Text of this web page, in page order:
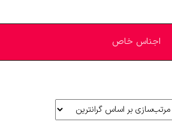
اجناس خاص